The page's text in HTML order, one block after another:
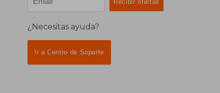
¿Necesitas ayuda?
Ir a Centro de Soporte